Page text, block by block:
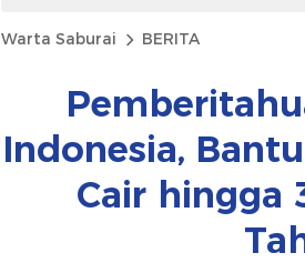
Warta Saburai BERITA
Indonesia,
Cair hingga